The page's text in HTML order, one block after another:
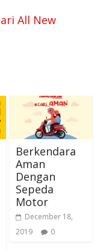
All New
Berkendara
Aman
Dengan
Sepeda
Motor
December 18,
2019
0